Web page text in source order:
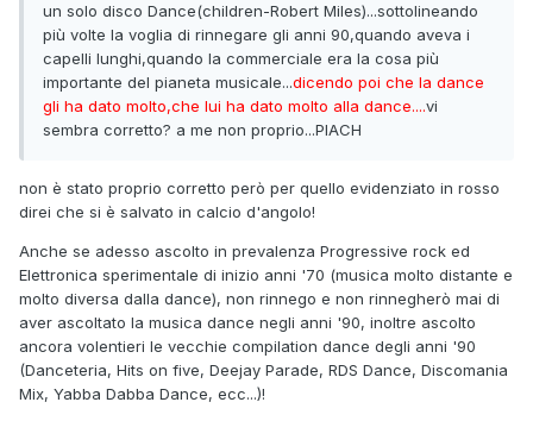
un solo disco Dance(children-Robert Miles)...sottolineando
più volte la voglia di rinnegare gli anni 90,quando aveva i
capelli lunghi,quando la commerciale era la cosa più
importante del pianeta musicale...dicendo poi che la dance
gli ha dato molto,che lui ha dato molto alla dance....vi
sembra corretto? a me non proprio...PIACH
non è stato proprio corretto però per quello evidenziato in rosso
direi che si è salvato in calcio d'angolo!
Anche se adesso ascolto in prevalenza Progressive rock ed
Elettronica sperimentale di inizio anni '70 (musica molto distante e
molto diversa dalla dance), non rinnego e non rinnegherò mai di
aver ascoltato la musica dance negli anni '90, inoltre ascolto
ancora volentieri le vecchie compilation dance degli anni '90
(Danceteria, Hits on five, Deejay Parade, RDS Dance, Discomania
Mix, Yabba Dabba Dance, ecc...)!